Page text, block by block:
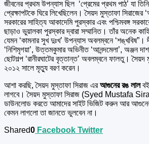
জীবনের প্রথম উপন্যাস ছিল ‘প্রেমের প্রথম পাঠ’ যা
প্রেক্ষাপটকে ঘিরে লিখেছিলেন। সৈয়দ মুস্তাফা সিরাজের
সরকারের সাহিত্য আকাদেমি পুরস্কার এবং পশ্চিমবঙ্গ
ছাড়াও ভুয়ালকা পুরস্কার দ্বারা সম্মানিত। তাঁর অনেক
যেমন ‘কামনার সুখ দুঃখ’ উপন্যাস অবলম্বনে ‘শঙ্খবিষ”।
‘নিশিমৃগয়া’, উত্তমকুমার অভিনীত ‘আনন্দমেলা’, অঞ্জন
ছোটগল্প ‘রানীরঘাটের বৃত্তান্ত’ অবলম্বনে ফালতু। সৈয়দ
২০১২ সালে মৃত্যু বরণ করেন।
আশা করছি, সৈয়দ মুস্তাফা সিরাজ এরআগুনের রঙ লাল
লাগবে। সৈয়দ মুস্তাফা সিরাজ (Syed Mustafa
ডাউনলোড করতে আমাদের সাইট ভিজিট করুন আর
কেমন লাগলো তা জানতে ভুলবেন না।
Shared0 Facebook Twitter